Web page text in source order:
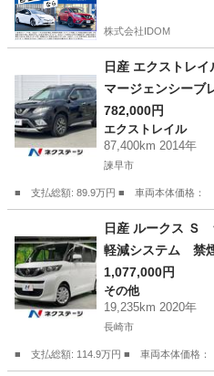
株式会社IDOM
日産 エクストレ
マージェンシー
純正ＳＤナビ 全
シート コーナー
トインＥＴＣ ク
ミ 車線逸脱警
コン （検9.2）
782,000円
エクストレイル
87,400km 2014年
諫早市
■ 支払総額: 89.9万円 ■ 車両本体価格：
エクストレイル
日産 ルークス
軽減システム 禁
Ｃ オートハイビ
ｔｏｏｔｈ ＣＤ
1,077,000円
その他
19,235km 2020年
長崎市
■ 支払総額: 114.9万円 ■ 車両本体価